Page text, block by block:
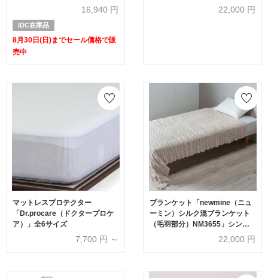
【セール対象品のため16,940 円
IDC在庫品
8月30日(日)までセール価格で販
売中
NM4604」スムースボートネッ
22,000 円
マットレスプロテクター
「Dr.procare（ドクタープロケ
ア）」全6サイズ
7,700 円 ～
ブランケット「newmine（ニュ
ーミン）シルク混ブランケット
（毛羽部分）NM3655」シング
ルサイズ 全2色 nishikawa（西
22,000 円